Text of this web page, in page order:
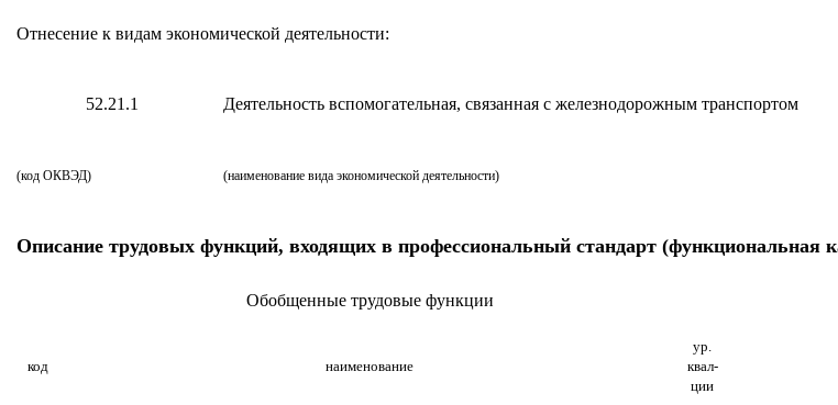
Отнесение к видам экономической деятельности:
52.21.1 Деятельность вспомогательная, связанная с железнодорожным транспортом
(код ОКВЭД) (наименование вида экономической деятельности)
Описание трудовых функций, входящих в профессиональный стандарт (функциональная
Обобщенные трудовые функции
код наименование
ур.
квал-
ции